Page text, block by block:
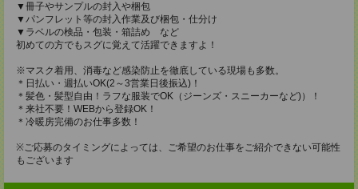
▼冊子やサンプルの封入や梱包
▼パンフレット等の封入作業及び梱包・仕分け
▼ラベルの検品・包装・箱詰め など
初めての方でもスグに覚えて活躍できますよ！
※マスク着用、消毒など感染防止を徹底している現場も多数。
＊日払い・週払いOK(2～3営業日後振込)！
＊髪色・髪型自由！ラフな服装でOK（ジーンズ・スニーカーなど)）！
＊来社不要！WEBから登録OK！
＊冷暖房完備のお仕事多数！
※ご応募のタイミングによっては、ご希望のお仕事をご紹介できない可能性
もございます